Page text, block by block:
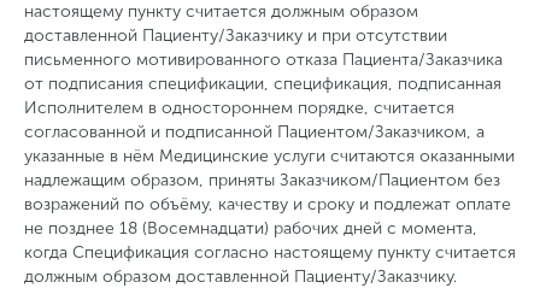
настоящему пункту считается должным образом
доставленной Пациенту/Заказчику и при отсутствии
письменного мотивированного отказа Пациента/Заказчика
от подписания спецификации, спецификация, подписанная
Исполнителем в одностороннем порядке, считается
согласованной и подписанной Пациентом/Заказчиком, а
указанные в нём Медицинские услуги считаются оказанными
надлежащим образом, приняты Заказчиком/Пациентом без
возражений по объёму, качеству и сроку и подлежат оплате
не позднее 18 (Восемнадцати) рабочих дней с момента,
когда Спецификация согласно настоящему пункту считается
должным образом доставленной Пациенту/Заказчику.